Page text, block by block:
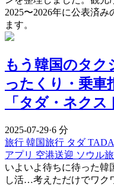
2025〜2026年に公表済
ます。
もう韓国のタク
ったくり・乗車
「タダ・ネク
2025-07-29·6 分
旅行 韓国旅行 タダTADA
アプリ 空港送迎 ソウル
いよいよ待ちに待った韓
し活…考えただけでワク